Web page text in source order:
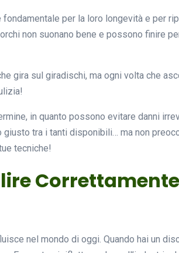
fondamentale per la loro longevità e per
non suonano bene e possono finire
gira sul giradischi, ma ogni volta che
in quanto possono evitare danni
tra i tanti disponibili… ma non
tecniche!
nel mondo di oggi. Quando hai un